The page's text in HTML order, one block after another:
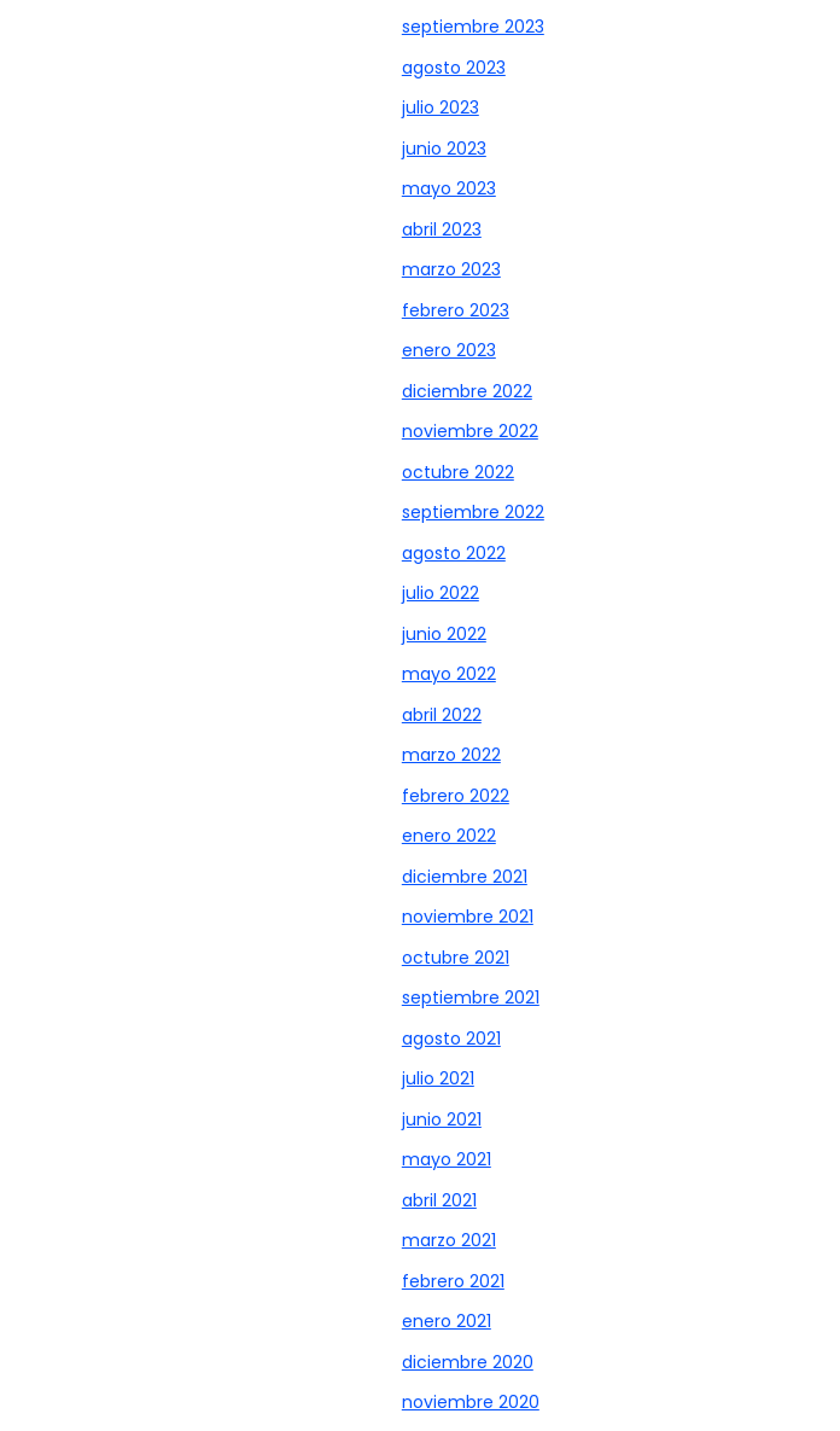
septiembre 2023
agosto 2023
julio 2023
junio 2023
mayo 2023
abril 2023
marzo 2023
febrero 2023
enero 2023
diciembre 2022
noviembre 2022
octubre 2022
septiembre 2022
agosto 2022
julio 2022
junio 2022
mayo 2022
abril 2022
marzo 2022
febrero 2022
enero 2022
diciembre 2021
noviembre 2021
octubre 2021
septiembre 2021
agosto 2021
julio 2021
junio 2021
mayo 2021
abril 2021
marzo 2021
febrero 2021
enero 2021
diciembre 2020
noviembre 2020